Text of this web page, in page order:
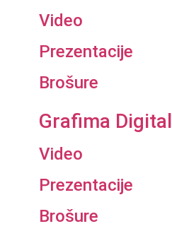
Video
Prezentacije
Brošure
Grafima Digital
Video
Prezentacije
Brošure